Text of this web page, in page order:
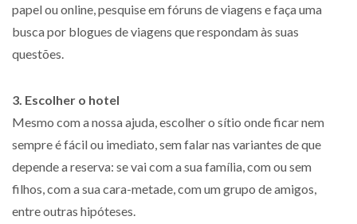
papel ou online, pesquise em fóruns de viagens e faça uma
busca por blogues de viagens que respondam às suas
questões.
3. Escolher o hotel
Mesmo com a nossa ajuda, escolher o sítio onde ficar nem
sempre é fácil ou imediato, sem falar nas variantes de que
depende a reserva: se vai com a sua família, com ou sem
filhos, com a sua cara-metade, com um grupo de amigos,
entre outras hipóteses.